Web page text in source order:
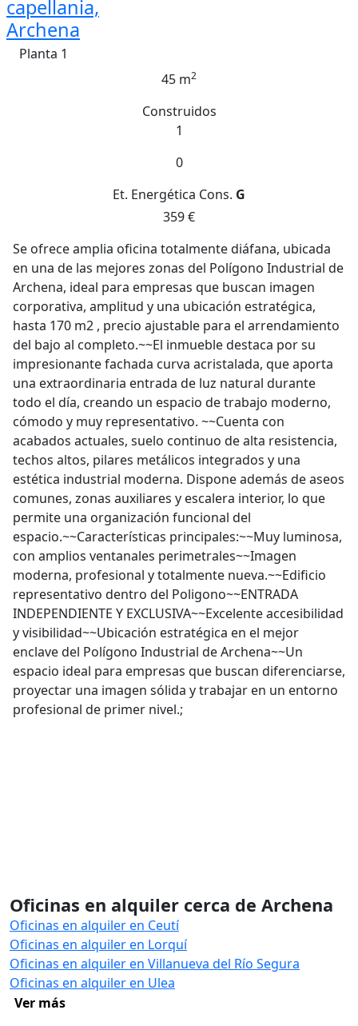
capellania,
Archena
Planta 1
45 m2
Construidos
1
0
Et. Energética Cons. G
359 €
Se ofrece amplia oficina totalmente diáfana, ubicada
en una de las mejores zonas del Polígono Industrial de
Archena, ideal para empresas que buscan imagen
corporativa, amplitud y una ubicación estratégica,
hasta 170 m2 , precio ajustable para el arrendamiento
del bajo al completo.~~El inmueble destaca por su
impresionante fachada curva acristalada, que aporta
una extraordinaria entrada de luz natural durante
todo el día, creando un espacio de trabajo moderno,
cómodo y muy representativo. ~~Cuenta con
acabados actuales, suelo continuo de alta resistencia,
techos altos, pilares metálicos integrados y una
estética industrial moderna. Dispone además de aseos
comunes, zonas auxiliares y escalera interior, lo que
permite una organización funcional del
espacio.~~Características principales:~~Muy luminosa,
con amplios ventanales perimetrales~~Imagen
moderna, profesional y totalmente nueva.~~Edificio
representativo dentro del Poligono~~ENTRADA
INDEPENDIENTE Y EXCLUSIVA~~Excelente accesibilidad
y visibilidad~~Ubicación estratégica en el mejor
enclave del Polígono Industrial de Archena~~Un
espacio ideal para empresas que buscan diferenciarse,
proyectar una imagen sólida y trabajar en un entorno
profesional de primer nivel.;
Oficinas en alquiler cerca de Archena
Oficinas en alquiler en Ceutí
Oficinas en alquiler en Lorquí
Oficinas en alquiler en Villanueva del Río Segura
Oficinas en alquiler en Ulea
Ver más